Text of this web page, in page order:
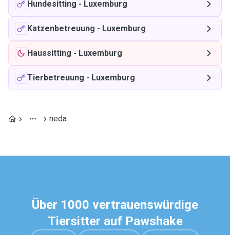
Hundesitting - Luxemburg
Katzenbetreuung - Luxemburg
Haussitting - Luxemburg
Tierbetreuung - Luxemburg
neda
Über 1000 vertrauenswürdige
Tiersitter auf Pawshake